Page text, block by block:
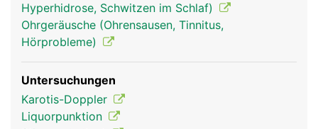
Hyperhidrose, Schwitzen im Schlaf)
Ohrgeräusche (Ohrensausen, Tinnitus,
Hörprobleme)
Untersuchungen
Karotis-Doppler
Liquorpunktion